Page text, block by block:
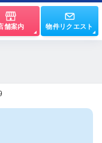
舗案内 物件リクエスト